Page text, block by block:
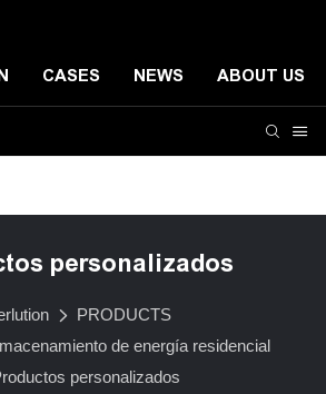
CASES NEWS ABOUT US
personalizados
PRODUCTS
de energía residencial
personalizados